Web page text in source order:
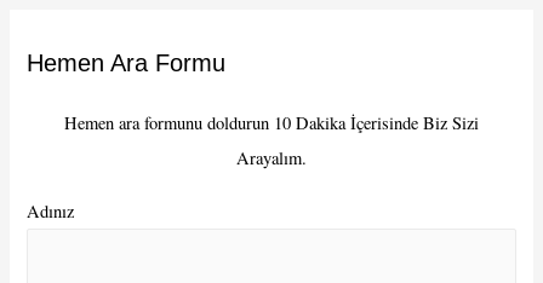
h
:
Hemen Ara Formu
Hemen ara formunu doldurun 10 Dakika İçerisinde Biz Sizi
Arayalım.
Adınız